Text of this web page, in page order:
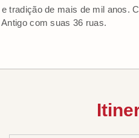
tradição de mais de mil anos.
com suas 36 ruas.